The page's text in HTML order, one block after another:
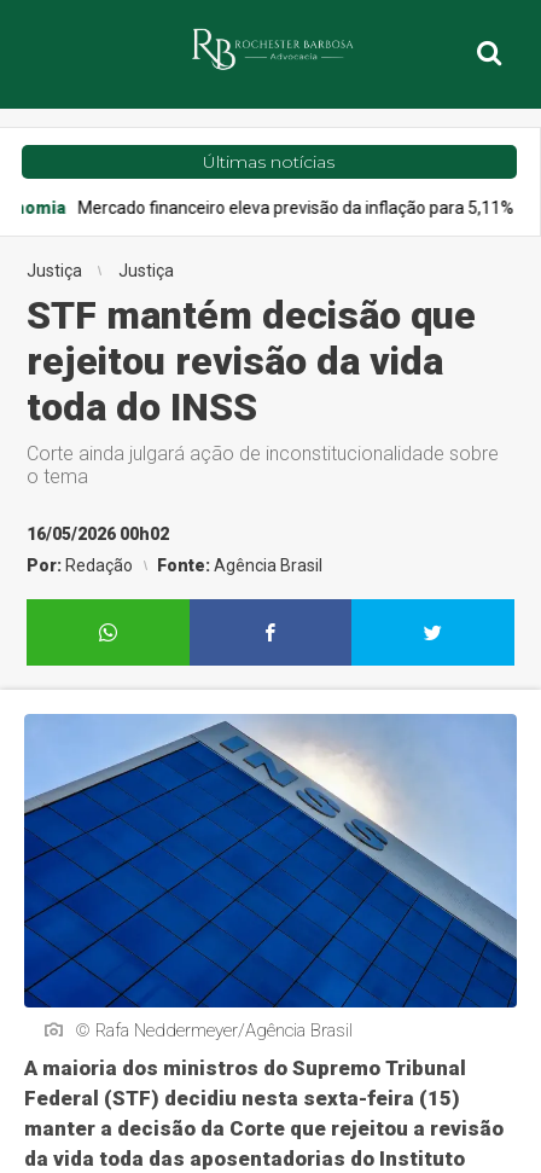
Últimas notícias
financeiro eleva previsão da inflação para 5,11% este ano
Justiça Justiça
STF mantém decisão que
rejeitou revisão da vida
toda do INSS
Corte ainda julgará ação de inconstitucionalidade sobre
o tema
16/05/2026 00h02
Por: Redação Fonte:Agência Brasil
© Rafa Neddermeyer/Agência Brasil
A maioria dos ministros do Supremo Tribunal
Federal (STF) decidiu nesta sexta-feira (15)
manter a decisão da Corte que rejeitou a revisão
da vida toda das aposentadorias do Instituto